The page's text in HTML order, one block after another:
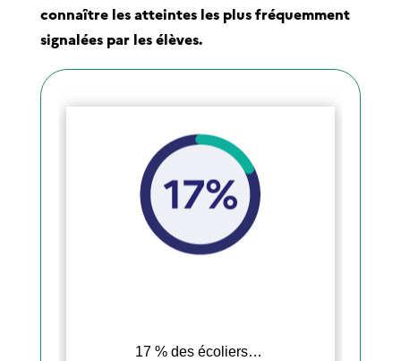
connaître les atteintes les plus fréquemment
signalées par les élèves.